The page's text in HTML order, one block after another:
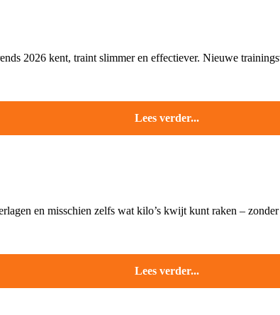
2026 kent, traint slimmer en effectiever. Nieuwe
Lees verder...
en misschien zelfs wat kilo’s kwijt kunt raken –
Lees verder...